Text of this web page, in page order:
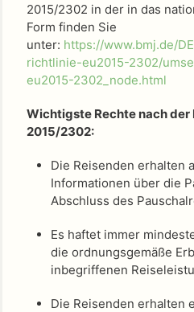
2015/2302 in der in das
Form finden Sie
unter: https://www.bmj.de/
richtlinie-eu2015-2302/
eu2015-2302_node.html
Wichtigste Rechte nach der
2015/2302:
Die Reisenden erhalten
Informationen über die
Abschluss des
Es haftet immer
die ordnungsgemäße
inbegriffenen
Die Reisenden erhalten